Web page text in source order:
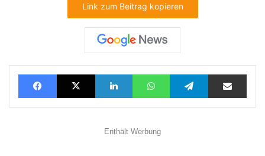
Link zum Beitrag kopieren
FacebookX LinkedInWhatsAppTelegramTeilen via E-Mail
Enthält Werbung